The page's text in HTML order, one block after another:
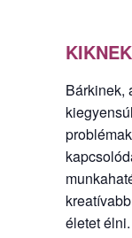
Bárkinek,
életet élni.